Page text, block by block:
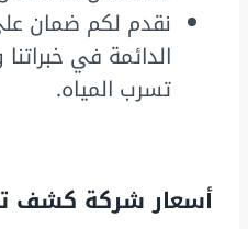
نقدم لكم ضمان على
الدائمة في
تسرب المياه.
أسعار شركة كشف